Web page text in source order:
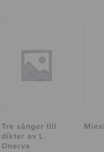
Tre sånger till
dikter av L.
Onerva